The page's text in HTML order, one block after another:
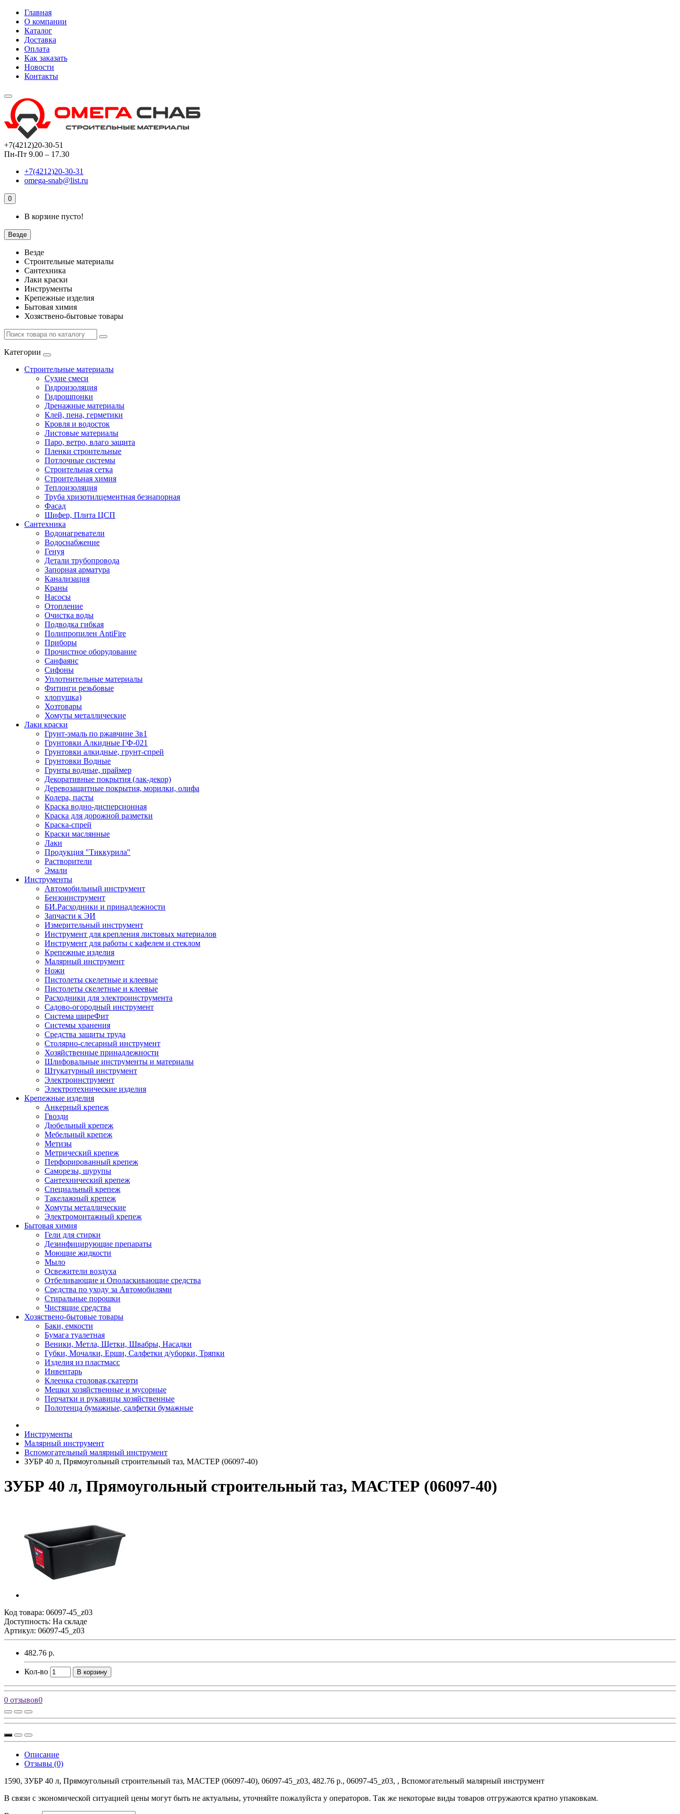
Главная
О компании
Каталог
Доставка
Оплата
Как заказать
Новости
Контакты
+7(4212)20-30-51
Пн-Пт 9.00 – 17.30
+7(4212)20-30-31
omega-snab@list.ru
0
В корзине пусто!
Везде
Везде
Строительные материалы
Сантехника
Лаки краски
Инструменты
Крепежные изделия
Бытовая химия
Хозяствено-бытовые товары
Категории
Строительные материалы
Сухие смеси
Гидроизоляция
Гидрошпонки
Дренажные материалы
Клей, пена, герметики
Кровля и водосток
Листовые материалы
Паро, ветро, влаго защита
Пленки строительные
Потлочные системы
Строительная сетка
Строительная химия
Теплоизоляция
Труба хризотилцементная безнапорная
Фасад
Шифер, Плита ЦСП
Сантехника
Водонагреватели
Водоснабжение
Генуя
Детали трубопровода
Запорная арматура
Канализация
Краны
Насосы
Отопление
Очистка воды
Подводка гибкая
Полипропилен AntiFire
Приборы
Прочистное оборудование
Санфаянс
Сифоны
Уплотнительные материалы
Фитинги резьбовые
хлопушка)
Хозтовары
Хомуты металлические
Лаки краски
Грунт-эмаль по ржавчине 3в1
Грунтовки Алкидные ГФ-021
Грунтовки алкидные, грунт-спрей
Грунтовки Водные
Грунты водные, праймер
Декоративные покрытия (лак-декор)
Деревозащитные покрытия, морилки, олифа
Колера, пасты
Краска водно-дисперсионная
Краска для дорожной разметки
Краска-спрей
Краски маслянные
Лаки
Продукция "Тиккурила"
Растворители
Эмали
Инструменты
Автомобильный инструмент
Бензоинструмент
БИ.Расходники и принадлежности
Запчасти к ЭИ
Измерительный инструмент
Инструмент для крепления листовых материалов
Инструмент для работы с кафелем и стеклом
Крепежные изделия
Малярный инструмент
Ножи
Пистолеты скелетные и клеевые
Пистолеты скелетные и клеевые
Расходники для электроинструмента
Садово-огородный инструмент
Система ширеФит
Системы хранения
Средства защиты труда
Столярно-слесарный инструмент
Хозяйственные принадлежности
Шлифовальные инструменты и материалы
Штукатурный инструмент
Электроинструмент
Электротехнические изделия
Крепежные изделия
Анкерный крепеж
Гвозди
Дюбельный крепеж
Мебельный крепеж
Метизы
Метрический крепеж
Перфорированный крепеж
Саморезы, шурупы
Сантехнический крепеж
Специальный крепеж
Такелажный крепеж
Хомуты металлические
Электромонтажный крепеж
Бытовая химия
Гели для стирки
Дезинфицирующие препараты
Моющие жидкости
Мыло
Освежители воздуха
Отбеливающие и Ополаскивающие средства
Средства по уходу за Автомобилями
Стиральные порошки
Чистящие средства
Хозяствено-бытовые товары
Баки, емкости
Бумага туалетная
Веники, Метла, Щетки, Швабры, Насадки
Губки, Мочалки, Ерши, Салфетки д/уборки, Тряпки
Изделия из пластмасс
Инвентарь
Клеенка столовая,скатерти
Мешки хозяйственные и мусорные
Перчатки и рукавицы хозяйственные
Полотенца бумажные, салфетки бумажные
Инструменты
Малярный инструмент
Вспомогательный малярный инструмент
ЗУБР 40 л, Прямоугольный строительный таз, МАСТЕР (06097-40)
ЗУБР 40 л, Прямоугольный строительный таз, МАСТЕР (06097-40)
Код товара: 06097-45_z03
Доступность: На складе
Артикул: 06097-45_z03
482.76 р.
Кол-во В корзину
0 отзывов0
Описание
Отзывы (0)
1590, ЗУБР 40 л, Прямоугольный строительный таз, МАСТЕР (06097-40), 06097-45_z03, 482.76 р., 06097-45_z03, , Вспомогательный малярный инструмент
В связи с экономической ситуацией цены могут быть не актуальны, уточняйте пожалуйста у операторов. Так же некоторые виды товаров отгружаются кратно упаковкам.